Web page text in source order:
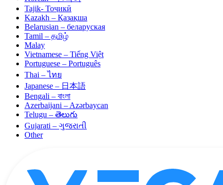
Tajik- Тоҷикӣ
Kazakh – Қазақша
Belarusian – беларуская
Tamil – தமிழ்
Malay
Vietnamese – Tiếng Việt
Portuguese – Português
Thai – ไทย
Japanese – 日本語
Bengali – বাংলা
Azerbaijani – Azərbaycan
Telugu – తెలుగు
Gujarati – ગુજરાતી
Other